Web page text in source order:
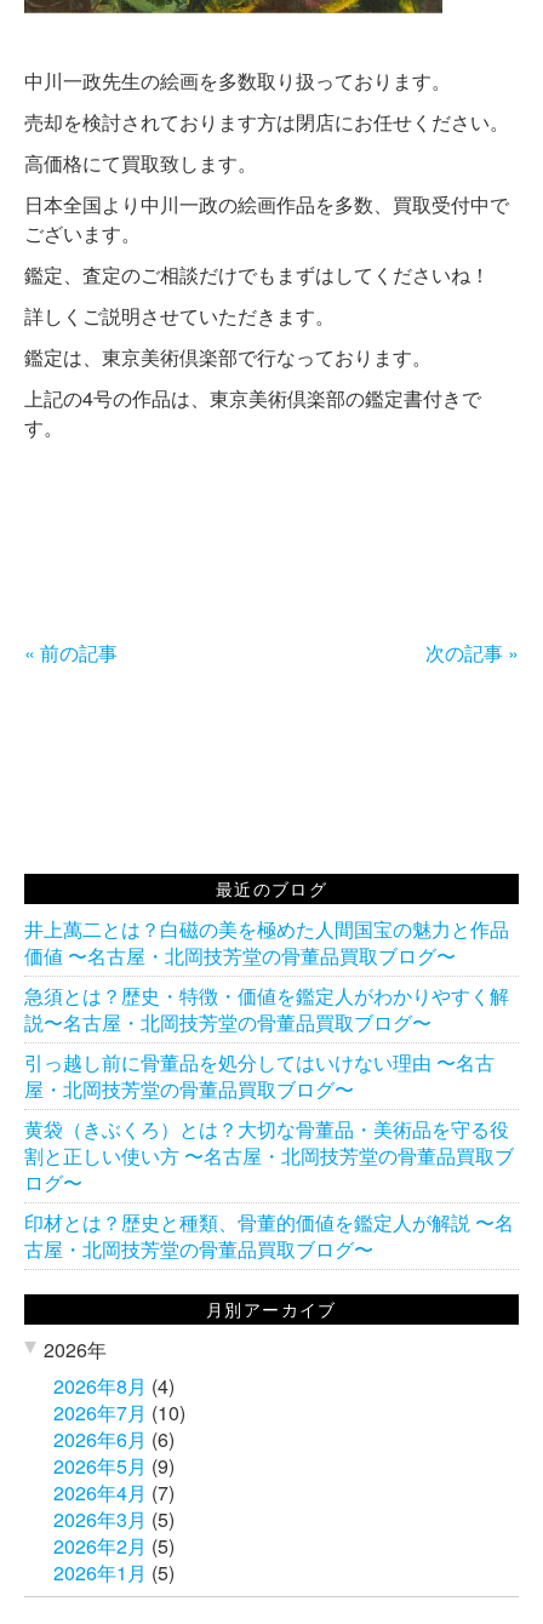
中川一政先生の絵画を多数取り扱っております。
売却を検討されております方は閉店にお任せください。
高価格にて買取致します。
日本全国より中川一政の絵画作品を多数、買取受付中で
ございます。
鑑定、査定のご相談だけでもまずはしてくださいね！
詳しくご説明させていただきます。
鑑定は、東京美術倶楽部で行なっております。
上記の4号の作品は、東京美術倶楽部の鑑定書付きで
す。
« 前の記事 次の記事 »
最近のブログ
井上萬二とは？白磁の美を極めた人間国宝の魅力と作品
価値 〜名古屋・北岡技芳堂の骨董品買取ブログ〜
急須とは？歴史・特徴・価値を鑑定人がわかりやすく解
説〜名古屋・北岡技芳堂の骨董品買取ブログ〜
引っ越し前に骨董品を処分してはいけない理由 〜名古
屋・北岡技芳堂の骨董品買取ブログ〜
黄袋（きぶくろ）とは？大切な骨董品・美術品を守る役
割と正しい使い方 〜名古屋・北岡技芳堂の骨董品買取ブ
ログ〜
印材とは？歴史と種類、骨董的価値を鑑定人が解説 〜名
古屋・北岡技芳堂の骨董品買取ブログ〜
月別アーカイブ
2026年
2026年8月 (4)
2026年7月 (10)
2026年6月 (6)
2026年5月 (9)
2026年4月 (7)
2026年3月 (5)
2026年2月 (5)
2026年1月 (5)